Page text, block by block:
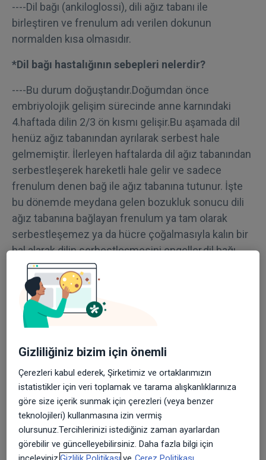
----Dil bağı (ankiloglossi), dili ağız tabanı ile
birleştiren ve frenulum adı verilen dokunun
normalden kısa olmasıdır.
*Dil bağı hastalığının sebepleri nelerdir?
----Bu durum doğuştandır.Doğumdan önce
embriyolojik gelişim sürecinde anne karnındaki
4.haftada dilin 2/3 ön kısmı gelişir.Bu aşamada dil
henüz ağız tabanından ayrılarak serbest hale
gelmemiştir. İlerleyen haftalarda dil ağız tabanından
serbestleşerek hareketli hale gelir ve sadece
frenulum denen bağ ile ağız tabanına tutunur. İşte
bu dönemde meydana gelen bozukluk sonucu dili
ağız tabanına bağlayan frenulum ya tam olarak
serbestleşemez ya da hücre çoğalmasıyla kalın bir
hal alarak dilin serbestleşmesini engeller,dil bağı
oluşur.
*Bebeklerde dil bağı olduğu nasıl anlaşılır? Dil
bağı tanısı nasıl konulur?
bebeklerde dilin meme başını iyi
olmaması, daha yapışık dil bağında ise yeterli
beslenememe ve kilo kaybı şeklindedir. Yine
tükürüğün yetersiz yutulmasına bağlı ağızdan
sürekli salya akması, emerken çok terleme ve
annenin meme başında iyileşmeyen yaralar dil
Gizliliğiniz bizim için önemli
Çerezleri kabul ederek, Şirketimiz ve ortaklarımızın
istatistikler için veri toplamak ve tarama alışkanlıklarınıza
göre size içerik sunmak için çerezleri (veya benzer
teknolojileri) kullanmasına izin vermiş
olursunuz.Tercihlerinizi istediğiniz zaman ayarlardan
görebilir ve güncelleyebilirsiniz. Daha fazla bilgi için